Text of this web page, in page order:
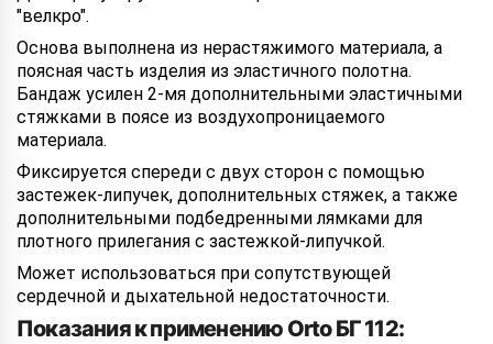
"велкро".
Основа выполнена из нерастяжимого материала, а
поясная часть изделия из эластичного полотна.
Бандаж усилен 2-мя дополнительными эластичными
стяжками в поясе из воздухопроницаемого
материала.
Фиксируется спереди с двух сторон с помощью
застежек-липучек, дополнительных стяжек, а также
дополнительными подбедренными лямками для
плотного прилегания с застежкой-липучкой.
Может использоваться при сопутствующей
сердечной и дыхательной недостаточности.
Показания к применению Orto БГ 112: